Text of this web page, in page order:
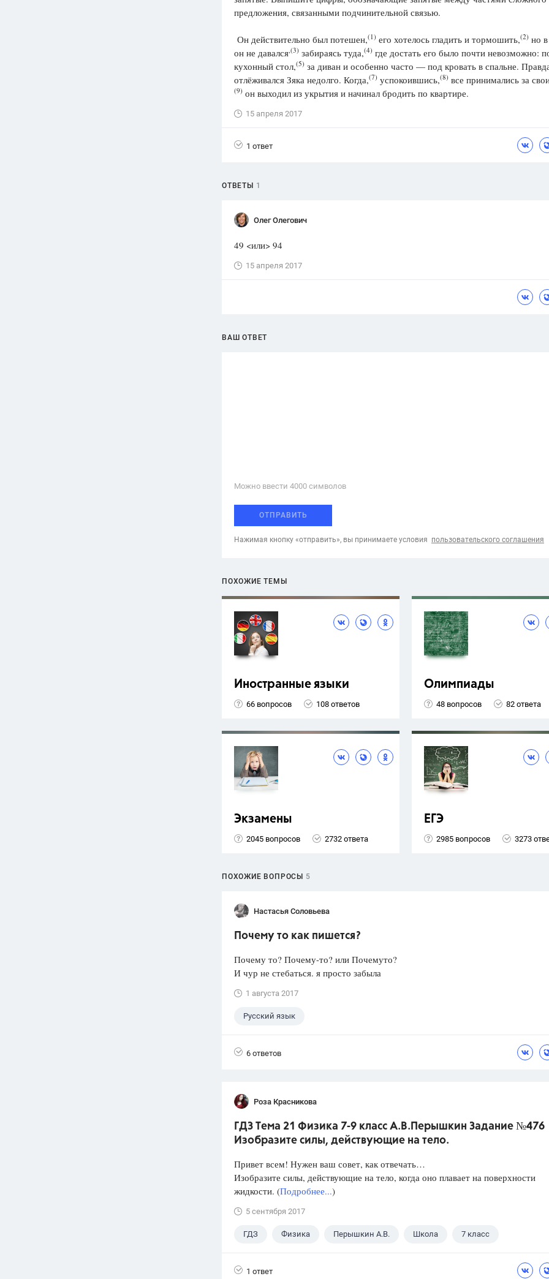
Вузы
Олимпиады
ответа
Spotlight
Цветков Л. А.
Психология
Отношения, Любовь,Красота,
ПОКАЗАТЬ ВСЕ
предложения, связанными подчинительной связью.
Он действительно был потешен,(1) его хотелось гладить и тормошить,(2) но
он не давался,(3) забираясь туда,(4) где достать его было почти невозможно:
кухонный стол,(5) за диван и особенно часто — под кровать в спальне.
отлёживался Зяка недолго. Когда,(7) успокоившись,(8) все принимались за
(9) он выходил из укрытия и начинал бродить по квартире.
15 апреля 2017
1 ответ
ОТВЕТЫ 1
Олег Олегович
49 <или> 94
15 апреля 2017
ВАШ ОТВЕТ
Можно ввести 4000 cимволов
ОТПРАВИТЬ
Нажимая кнопку «отправить», вы принимаете условия пользовательского соглашения
ПОХОЖИЕ ТЕМЫ
Иностранные языки
66 вопросов 108 ответов
Олимпиады
48 вопросов 82 ответа
Экзамены
2045 вопросов 2732 ответа
ЕГЭ
2985 вопросов 3273
ПОХОЖИЕ ВОПРОСЫ 5
Настасья Соловьева
Почему то как пишется?
Почему то? Почему-то? или Почемуто?
И чур не стебаться. я просто забыла
1 августа 2017
Русский язык
6 ответов
Роза Красникова
ГДЗ Тема 21 Физика 7-9 класс А.В.Перышкин Задание №476
Изобразите силы, действующие на тело.
Привет всем! Нужен ваш совет, как отвечать…
Изобразите силы, действующие на тело, когда оно плавает на поверхности
жидкости. (Подробнее...)
5 сентября 2017
ГДЗ Физика Перышкин А.В. Школа 7 класс
1 ответ